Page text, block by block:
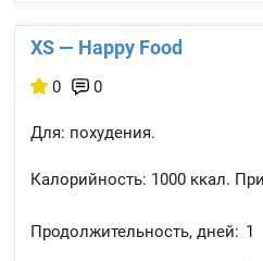
XS — Happy Food
0 0
Для: похудения.
Калорийность: 1000 ккал.
Продолжительность, дней: 1